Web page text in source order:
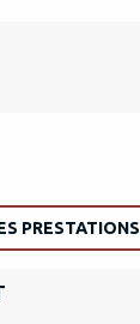
PRESTATIONS